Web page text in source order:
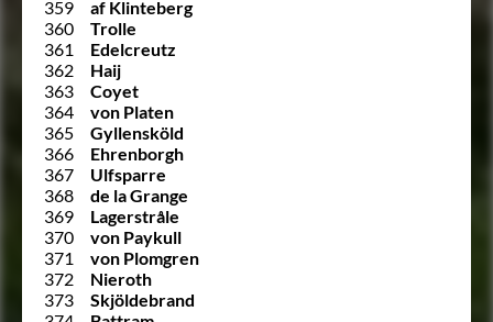
359
af Klinteberg
360
Trolle
361
Edelcreutz
362
Haij
363
Coyet
364
von Platen
365
Gyllensköld
366
Ehrenborgh
367
Ulfsparre
368
de la Grange
369
Lagerstråle
370
von Paykull
371
von Plomgren
372
Nieroth
373
Skjöldebrand